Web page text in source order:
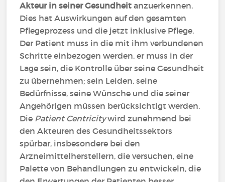
Akteur in seiner Gesundheit anzuerkennen.
Dies hat Auswirkungen auf den gesamten
Pflegeprozess und die jetzt inklusive Pflege.
Der Patient muss in die mit ihm verbundenen
Schritte einbezogen werden, er muss in der
Lage sein, die Kontrolle über seine Gesundheit
zu übernehmen; sein Leiden, seine
Bedürfnisse, seine Wünsche und die seiner
Angehörigen müssen berücksichtigt werden.
Die Patient Centricitywird zunehmend bei
den Akteuren des Gesundheitssektors
spürbar, insbesondere bei den
Arzneimittelherstellern, die versuchen, eine
Palette von Behandlungen zu entwickeln, die